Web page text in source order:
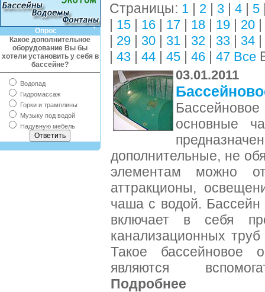
Опрос
Какое дополнительное
оборудование Вы бы
хотели установить у себя в
бассейне?
Водопад
Гидромассаж
Горки и трамплины
Музыку под водой
Надувную мебель
Страницы: 1 | 2 | 3 | 4 | 5
| 15 | 16 | 17 | 18 | 19 | 20 |
| 29 | 30 | 31 | 32 | 33 | 34 |
| 43 | 44 | 45 | 46 | 47 Все
03.01.2011
Бассейновое
основные
дополнительные, не
элементам можно
аттракционы,
чаша с водой. Бассейн
включает в себя
канализационных
Такое бассейновое
являются
Подробнее